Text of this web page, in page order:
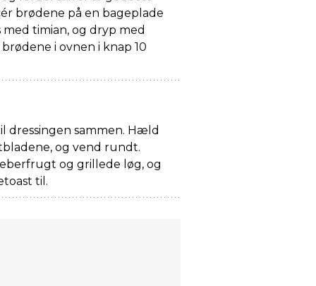
brødene på en bageplade
timian, og dryp med
i ovnen i knap 10
dressingen sammen. Hæld
og vend rundt.
og grillede løg, og
til.